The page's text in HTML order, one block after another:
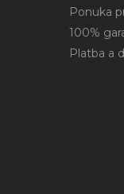
Ponuka
100%
Platba a